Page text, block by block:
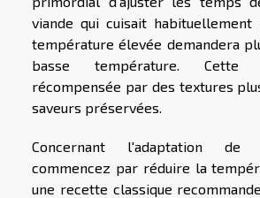
viande qui cuisait
température élevée demandera
basse température. Cette
récompensée par des textures
saveurs préservées.
Concernant l'adaptation de
commencez par réduire la
une recette classique